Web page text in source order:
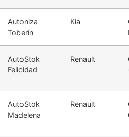
Autoniza
Toberín
Kia
AutoStok
Felicidad
Renault
AutoStok
Madelena
Renault